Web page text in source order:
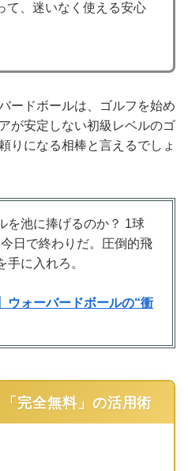
て、迷いなく使える安心
ードボールは、ゴルフを始め
が安定しない初級レベルのゴ
りになる相棒と言えるでしょ
を池に捧げるのか？ 1球
日で終わりだ。圧倒的飛
手に入れろ。
ウォーバードボールの“衝
「完全無料」の活用術